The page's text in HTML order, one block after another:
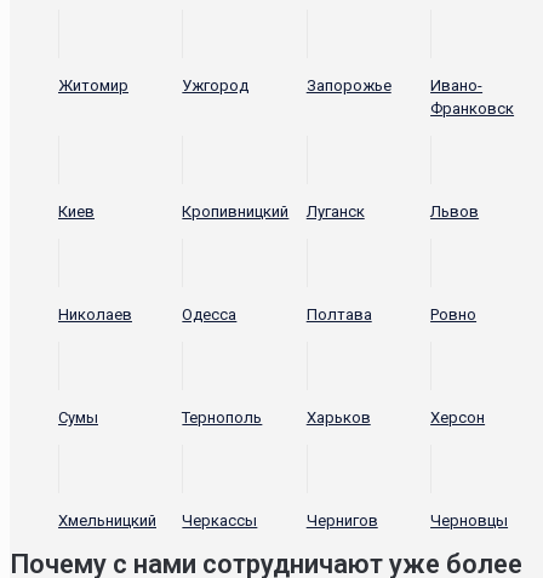
Житомир Ужгород Запорожье
Ивано-
Франковск
Киев Кропивницкий Луганск Львов
Николаев Одесса Полтава Ровно
Сумы Тернополь Харьков Херсон
Хмельницкий Черкассы Чернигов Черновцы
Почему с нами сотрудничают уже более